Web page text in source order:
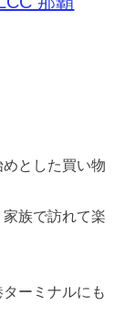
とした買い物
族で訪れて楽
ーミナルにも